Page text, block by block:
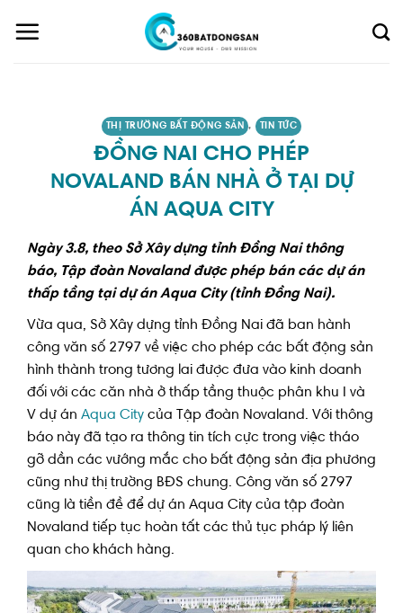
THỊ TRƯỜNG BẤT ĐỘNG SẢN , TIN TỨC
ĐỒNG NAI CHO PHÉP
NOVALAND BÁN NHÀ Ở TẠI DỰ
ÁN AQUA CITY
Ngày 3.8, theo Sở Xây dựng tỉnh Đồng Nai thông
báo, Tập đoàn Novaland được phép bán các dự án
thấp tầng tại dự án Aqua City (tỉnh Đồng Nai).
Vừa qua, Sở Xây dựng tỉnh Đồng Nai đã ban hành
công văn số 2797 về việc cho phép các bất động sản
hình thành trong tương lai được đưa vào kinh doanh
đối với các căn nhà ở thấp tầng thuộc phân khu I và
V dự án Aqua City của Tập đoàn Novaland. Với thông
báo này đã tạo ra thông tin tích cực trong việc tháo
gỡ dần các vướng mắc cho bất động sản địa phương
cũng như thị trường BĐS chung. Công văn số 2797
cũng là tiền đề để dự án Aqua City của tập đoàn
Novaland tiếp tục hoàn tất các thủ tục pháp lý liên
quan cho khách hàng.